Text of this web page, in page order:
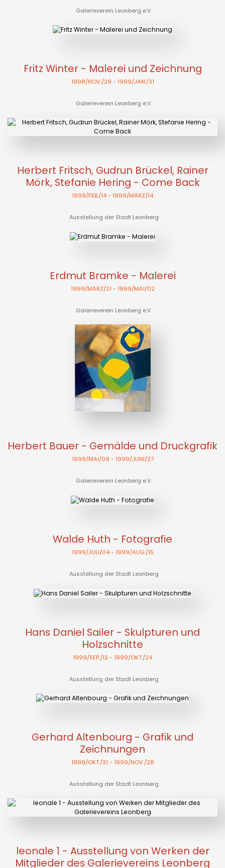
Galerieverein Leonberg e.V.
Fritz Winter - Malerei und Zeichnung
1998/NOV./29 - 1999/JAN./31
Galerieverein Leonberg e.V.
Herbert Fritsch, Gudrun Brückel, Rainer
Mörk, Stefanie Hering - Come Back
1999/FEB./14- 1999/MÄRZ/14
Ausstellung der Stadt Leonberg
Erdmut Bramke - Malerei
1999/MÄRZ/21 - 1999/MAI/02
Galerieverein Leonberg e.V.
Herbert Bauer - Gemälde und Druckgrafik
1999/MAI/09 - 1999/JUNI/27
Galerieverein Leonberg e.V.
Walde Huth - Fotografie
1999/JULI/04- 1999/AUG./15
Ausstellung der Stadt Leonberg
Hans Daniel Sailer - Skulpturen und
Holzschnitte
1999/SEP./12- 1999/OKT./24
Ausstellung der Stadt Leonberg
Gerhard Altenbourg - Grafik und
Zeichnungen
1999/OKT./31 - 1999/NOV./28
Ausstellung der Stadt Leonberg
leonale 1 - Ausstellung von Werken der
Mitglieder des Galerievereins Leonberg